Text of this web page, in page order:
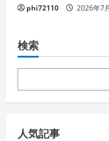
phi72110 2026年7
検索
人気記事